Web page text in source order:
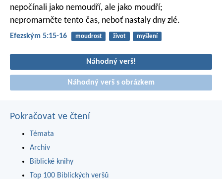
nepočínali jako nemoudří, ale jako moudří;
nepromarněte tento čas, neboť nastaly dny zlé.
Efezským 5:15-16 moudrost život myšlení
Náhodný verš!
Náhodný verš s obrázkem
Pokračovat ve čtení
Témata
Archiv
Biblické knihy
Top 100 Biblických veršů